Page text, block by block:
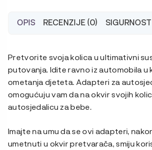
OPIS RECENZIJE (0) SIGURNOST
Pretvorite svoja kolica u ultimativni
putovanja. Idite ravno iz automobila u
ometanja djeteta. Adapteri za
omogućuju vam da na okvir svojih
autosjedalicu za bebe.
Imajte na umu da se ovi adapteri,
umetnuti u okvir pretvarača, smiju